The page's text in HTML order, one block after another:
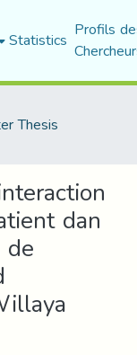
Statistics Profils
Thesis
dan